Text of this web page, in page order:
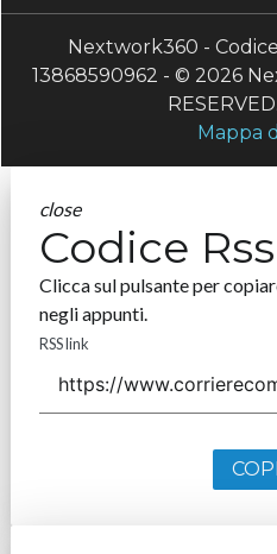
Nextwork360 -
13868590962 - © 2026
Mappa
close
Codice Rss
Clicca sul pulsante per
negli appunti.
RSS link